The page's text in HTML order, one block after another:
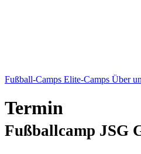
Fußball-Camps Elite-Camps Über
Termin
Fußballcamp JSG